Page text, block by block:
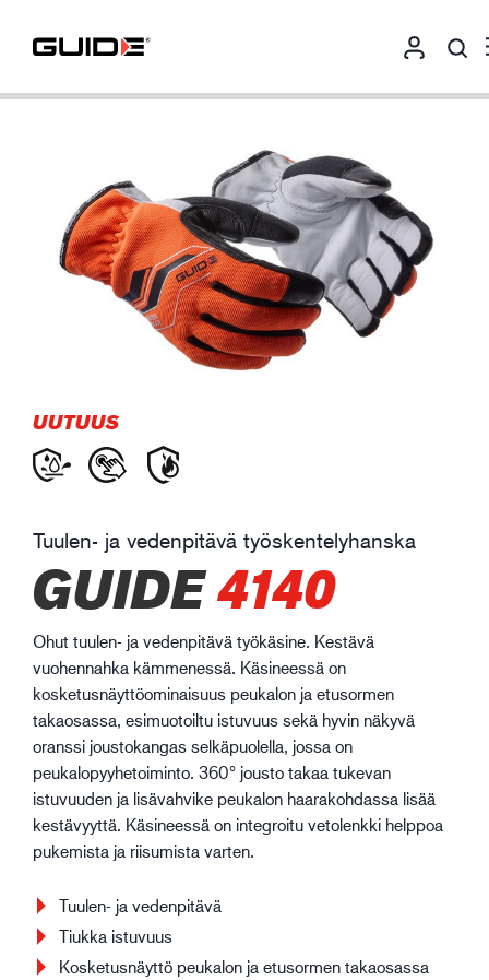
UUTUUS
Tuulen- ja vedenpitävä työskentelyhanska
GUIDE4140
Ohut tuulen- ja vedenpitävä työkäsine. Kestävä
vuohennahka kämmenessä. Käsineessä on
kosketusnäyttöominaisuus peukalon ja etusormen
takaosassa, esimuotoiltu istuvuus sekä hyvin näkyvä
oranssi joustokangas selkäpuolella, jossa on
peukalopyyhetoiminto. 360° jousto takaa tukevan
istuvuuden ja lisävahvike peukalon haarakohdassa lisää
kestävyyttä. Käsineessä on integroitu vetolenkki helppoa
pukemista ja riisumista varten.
Tuulen- ja vedenpitävä
Tiukka istuvuus
Kosketusnäyttö peukalon ja etusormen takaosassa